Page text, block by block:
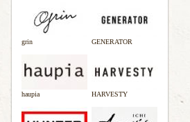
grin GENERATOR
haupia HARVESTY